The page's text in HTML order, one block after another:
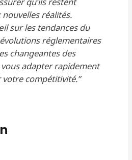
réalités.
sur les tendances du
réglementaires
changeantes des
adapter rapidement
compétitivité.”